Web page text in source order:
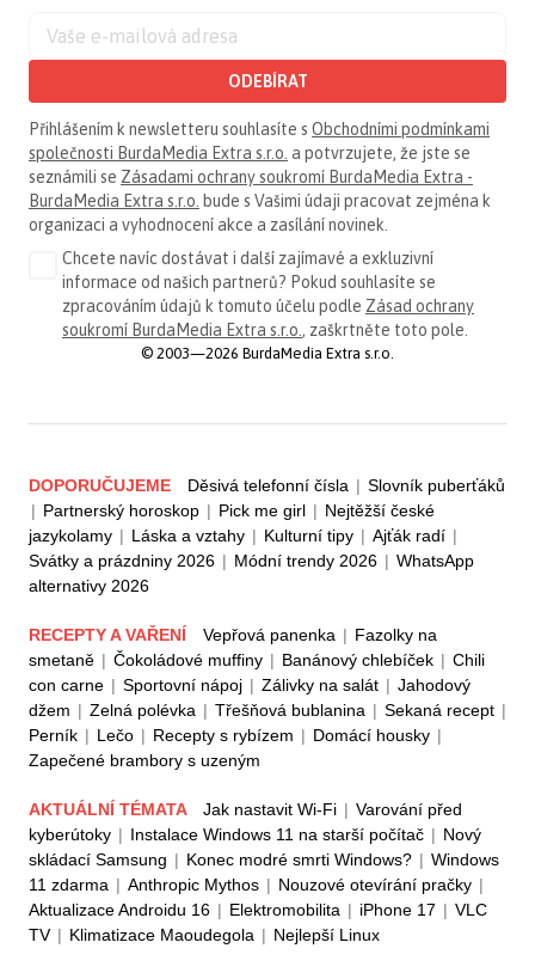
ODEBÍRAT
Přihlášením k newsletteru souhlasíte s Obchodními podmínkami
společnosti BurdaMedia Extra s.r.o. a potvrzujete, že jste se
seznámili se Zásadami ochrany soukromí BurdaMedia Extra -
BurdaMedia Extra s.r.o. bude s Vašimi údaji pracovat zejména k
organizaci a vyhodnocení akce a zasílání novinek.
Chcete navíc dostávat i další zajímavé a exkluzivní
informace od našich partnerů? Pokud souhlasíte se
zpracováním údajů k tomuto účelu podle Zásad ochrany
soukromí BurdaMedia Extra s.r.o., zaškrtněte toto pole.
© 2003—2026 BurdaMedia Extra s.r.o.
DOPORUČUJEME Děsivá telefonní čísla | Slovník puberťáků
| Partnerský horoskop | Pick me girl | Nejtěžší české
jazykolamy | Láska a vztahy | Kulturní tipy | Ajťák radí |
Svátky a prázdniny 2026 | Módní trendy 2026 | WhatsApp
alternativy 2026
RECEPTY A VAŘENÍ Vepřová panenka | Fazolky na
smetaně | Čokoládové muffiny | Banánový chlebíček | Chili
con carne | Sportovní nápoj | Zálivky na salát | Jahodový
džem | Zelná polévka | Třešňová bublanina | Sekaná recept |
Perník | Lečo | Recepty s rybízem | Domácí housky |
Zapečené brambory s uzeným
AKTUÁLNÍ TÉMATA Jak nastavit Wi-Fi | Varování před
kyberútoky | Instalace Windows 11 na starší počítač | Nový
skládací Samsung | Konec modré smrti Windows? | Windows
11 zdarma | Anthropic Mythos | Nouzové otevírání pračky |
Aktualizace Androidu 16 | Elektromobilita | iPhone 17 | VLC
TV | Klimatizace Maoudegola | Nejlepší Linux